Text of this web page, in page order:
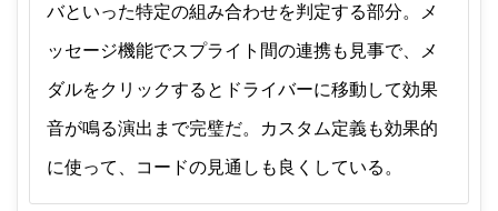
バといった特定の組み合わせを判定する部分。メ
ッセージ機能でスプライト間の連携も見事で、メ
ダルをクリックするとドライバーに移動して効果
音が鳴る演出まで完璧だ。カスタム定義も効果的
に使って、コードの見通しも良くしている。